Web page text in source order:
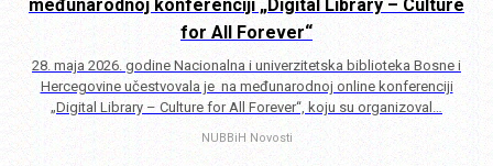
međunarodnoj konferenciji „Digital Library – Culture
for All Forever“
28. maja 2026. godine Nacionalna i univerzitetska biblioteka Bosne i
Hercegovine učestvovala je na međunarodnoj online konferenciji
„Digital Library – Culture for All Forever“, koju su organizoval…
NUBBiH Novosti